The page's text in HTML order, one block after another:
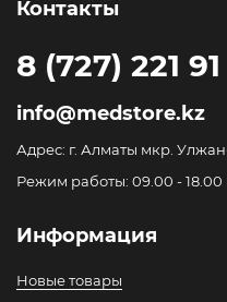
Контакты
8 (727) 221 91
info@medstore.kz
Адрес: г. Алматы мкр.
Режим работы: 09.00 - 18.00
Информация
Новые товары